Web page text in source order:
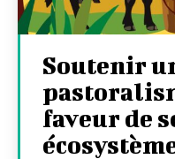
Soutenir
faveur de